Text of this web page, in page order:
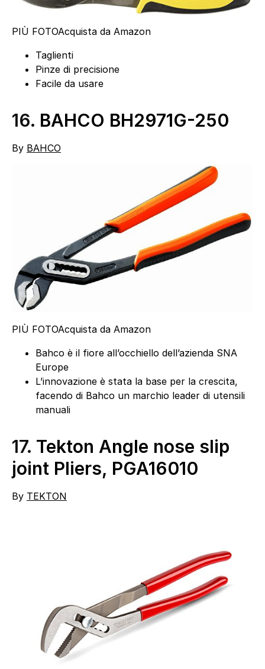
PIÙ FOTOAcquista da Amazon
Taglienti
Pinze di precisione
Facile da usare
16. BAHCO BH2971G-250
By BAHCO
PIÙ FOTOAcquista da Amazon
Bahco è il fiore all’occhiello dell’azienda SNA
Europe
L’innovazione è stata la base per la crescita,
facendo di Bahco un marchio leader di utensili
manuali
17. Tekton Angle nose slip
joint Pliers, PGA16010
By TEKTON